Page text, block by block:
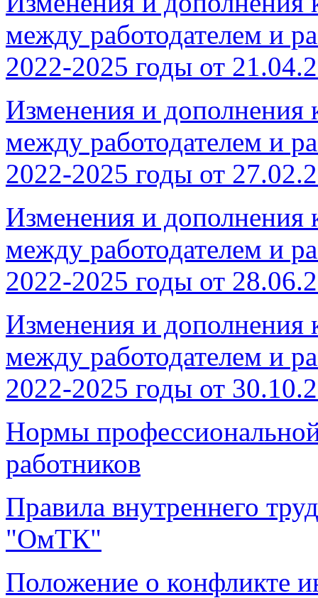
между работодателем и
2022-2025 годы от
Изменения и дополнения
между работодателем и
2022-2025 годы от
Изменения и дополнения
между работодателем и
2022-2025 годы от
Изменения и дополнения
между работодателем и
2022-2025 годы от
Нормы
работников
Правила внутреннего
"ОмТК"
Положение о конфликте